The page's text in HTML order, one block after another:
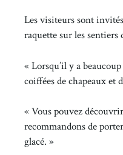
Les visiteurs sont
raquette sur les sentiers
« Lorsqu’il y a
coiffées de chapeaux et
« Vous pouvez
recommandons de
glacé. »